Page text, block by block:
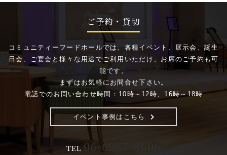
ご予約・貸切
コミュニティーフードホールでは、各種イベント、展示会、誕生
日会、ご宴会と様々な用途でご利用いただけ、お席のご予約も可
能です。
まずはお気軽にお問合せ下さい。
電話でのお問い合わせ時間：10時～12時、16時～18時
イベント事例はこちら
TEL 06-6567-8606